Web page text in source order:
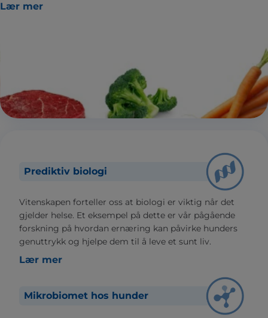
Lær mer
Prediktiv biologi
Vitenskapen forteller oss at biologi er viktig når det
gjelder helse. Et eksempel på dette er vår pågående
forskning på hvordan ernæring kan påvirke hunders
genuttrykk og hjelpe dem til å leve et sunt liv.
Lær mer
Mikrobiomet hos hunder